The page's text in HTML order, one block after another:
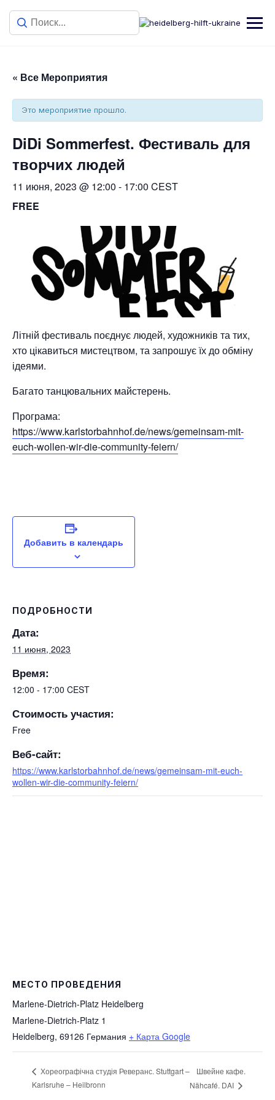
« Все Мероприятия
Это мероприятие прошло.
DiDi Sommerfest. Фестиваль для
творчих людей
11 июня, 2023 @ 12:00 - 17:00 CEST
FREE
Літній фестиваль поєднує людей, художників та тих,
хто цікавиться мистецтвом, та запрошує їх до обміну
ідеями.
Багато танцювальних майстерень.
Програма:
https://www.karlstorbahnhof.de/news/gemeinsam-mit-
euch-wollen-wir-die-community-feiern/
Добавить в календарь
ПОДРОБНОСТИ
Дата:
11 июня, 2023
Время:
12:00 - 17:00 CEST
Стоимость участия:
Free
Веб-сайт:
https://www.karlstorbahnhof.de/news/gemeinsam-mit-euch-
wollen-wir-die-community-feiern/
МЕСТО ПРОВЕДЕНИЯ
Marlene-Dietrich-Platz Heidelberg
Marlene-Dietrich-Platz 1
Heidelberg, 69126 Германия + Карта Google
Хореографічна студія Реверанс. Stuttgart –
Karlsruhe – Heilbronn
Швейне кафе.
Nähcafé. DAI